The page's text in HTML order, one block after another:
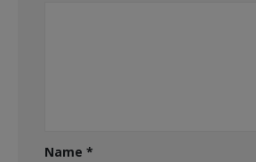
Name*